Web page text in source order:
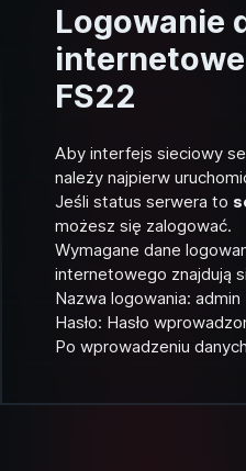
Logowanie
FS22
Aby interfejs sieciowy
należy najpierw
Jeśli status serwera to
możesz się zalogować.
Wymagane dane
internetowego znajdują
Nazwa logowania: admin
Hasło: Hasło
Po wprowadzeniu